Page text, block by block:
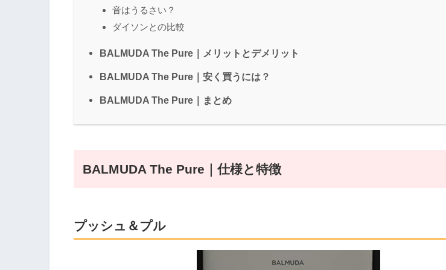
音はうるさい？
ダイソンとの比較
BALMUDA The Pure｜メリットとデメリット
BALMUDA The Pure｜安く買うには？
BALMUDA The Pure｜まとめ
BALMUDA The Pure｜仕様と特徴
プッシュ＆プル